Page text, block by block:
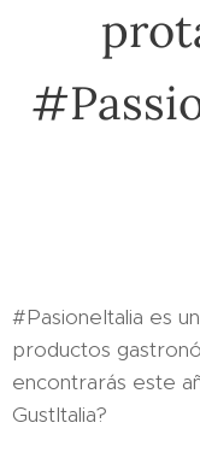
#PasioneItalia es
productos
encontrarás este
GustItalia?